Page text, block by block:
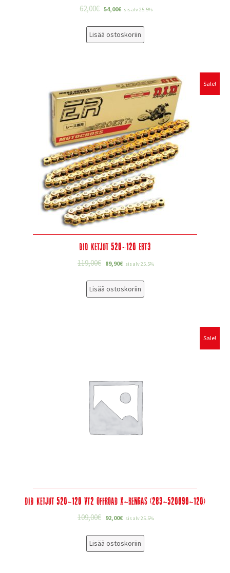
62,00€ 54,00€ sis alv 25.5%
Lisää ostoskoriin
Sale!
DID Ketjut 520-120 ERT3
119,00€ 89,90€ sis alv 25.5%
Lisää ostoskoriin
Sale!
DID Ketjut 520-120 VT2 Offroad X-Rengas (283-520090-120)
109,00€ 92,00€ sis alv 25.5%
Lisää ostoskoriin